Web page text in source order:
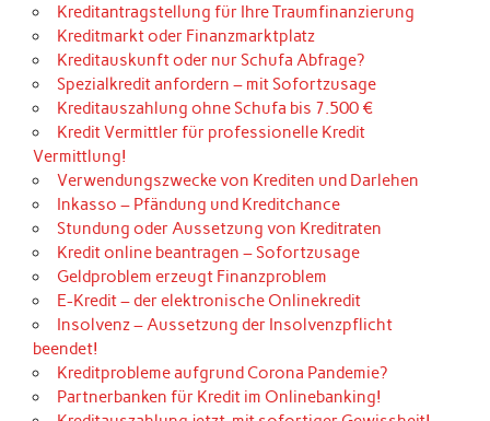
Kreditantragstellung für Ihre Traumfinanzierung
Kreditmarkt oder Finanzmarktplatz
Kreditauskunft oder nur Schufa Abfrage?
Spezialkredit anfordern – mit Sofortzusage
Kreditauszahlung ohne Schufa bis 7.500 €
Kredit Vermittler für professionelle Kredit
Vermittlung!
Verwendungszwecke von Krediten und Darlehen
Inkasso – Pfändung und Kreditchance
Stundung oder Aussetzung von Kreditraten
Kredit online beantragen – Sofortzusage
Geldproblem erzeugt Finanzproblem
E-Kredit – der elektronische Onlinekredit
Insolvenz – Aussetzung der Insolvenzpflicht
beendet!
Kreditprobleme aufgrund Corona Pandemie?
Partnerbanken für Kredit im Onlinebanking!